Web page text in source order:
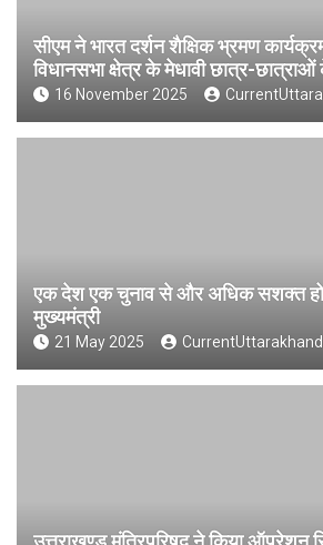
सीएम ने भारत दर्शन शैक्षिक भ्रमण
विधानसभा क्षेत्र के मेधावी छात्र-
16 November 2025
एक देश एक चुनाव से और अधिक सशक्त
मुख्यमंत्री
21 May 2025 CurrentUttarakhand